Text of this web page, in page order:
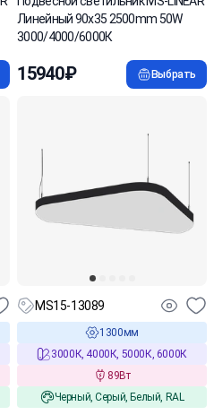
Линейный 90х35 2500mm 50W
3000/4000/6000К
15940₽ Выбрать
MS15-13089
1300мм
3000К, 4000К, 5000К, 6000К
89Вт
Черный, Серый, Белый, RAL